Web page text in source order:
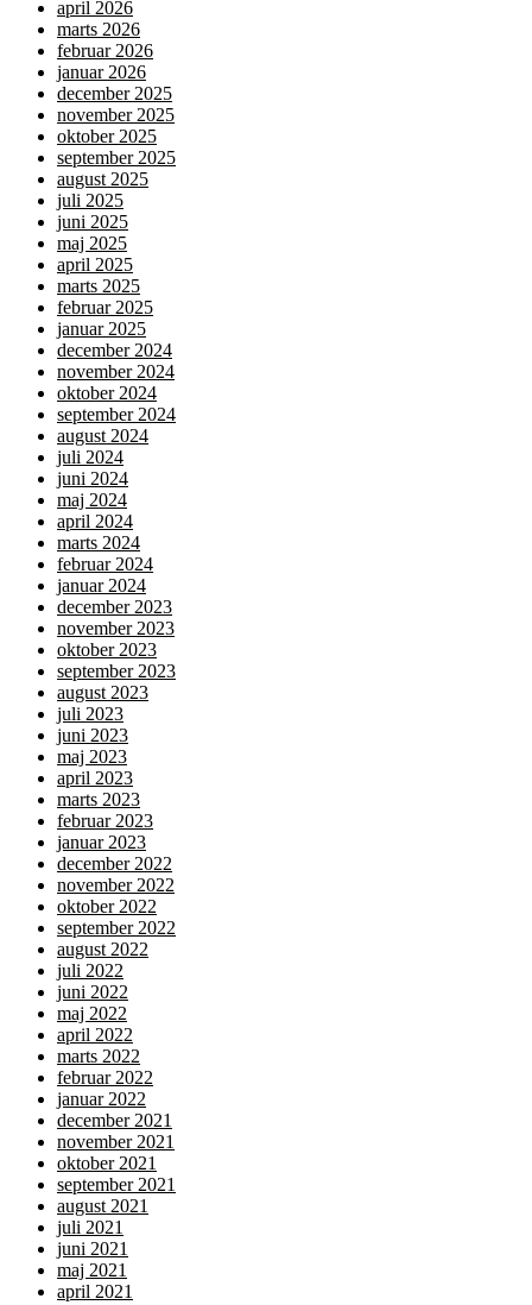
april 2026
marts 2026
februar 2026
januar 2026
december 2025
november 2025
oktober 2025
september 2025
august 2025
juli 2025
juni 2025
maj 2025
april 2025
marts 2025
februar 2025
januar 2025
december 2024
november 2024
oktober 2024
september 2024
august 2024
juli 2024
juni 2024
maj 2024
april 2024
marts 2024
februar 2024
januar 2024
december 2023
november 2023
oktober 2023
september 2023
august 2023
juli 2023
juni 2023
maj 2023
april 2023
marts 2023
februar 2023
januar 2023
december 2022
november 2022
oktober 2022
september 2022
august 2022
juli 2022
juni 2022
maj 2022
april 2022
marts 2022
februar 2022
januar 2022
december 2021
november 2021
oktober 2021
september 2021
august 2021
juli 2021
juni 2021
maj 2021
april 2021